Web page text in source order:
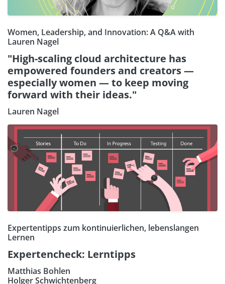
Women, Leadership, and Innovation: A Q&A with
Lauren Nagel
"High-scaling cloud architecture has
empowered founders and creators —
especially women — to keep moving
forward with their ideas."
Lauren Nagel
Expertentipps zum kontinuierlichen, lebenslangen
Lernen
Expertencheck: Lerntipps
Matthias Bohlen
Holger Schwichtenberg